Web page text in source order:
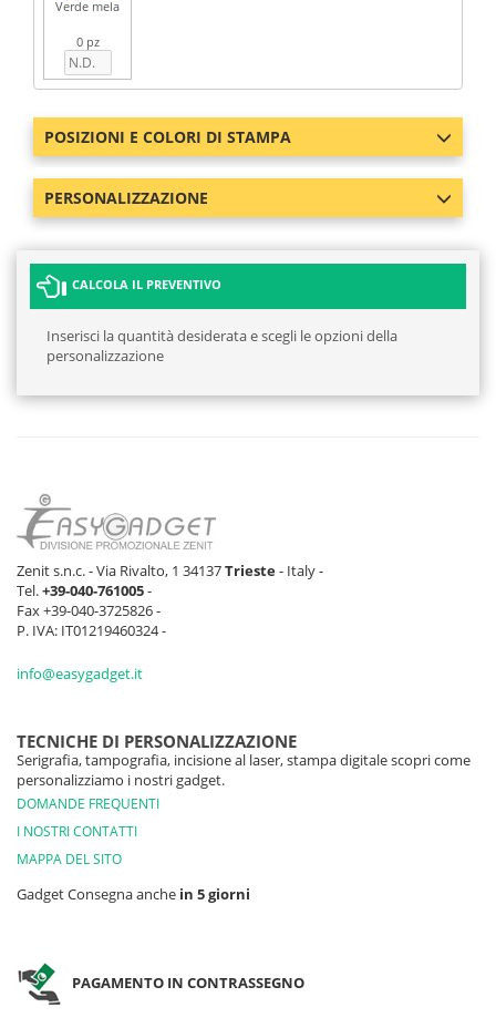
Verde mela
0 pz
POSIZIONI E COLORI DI STAMPA
PERSONALIZZAZIONE
CALCOLA IL PREVENTIVO
Inserisci la quantità desiderata e scegli le opzioni della
personalizzazione
Zenit s.n.c. - Via Rivalto, 1 34137Trieste- Italy -
Tel.+39-040-761005-
Fax +39-040-3725826 -
P. IVA: IT01219460324 -
info@easygadget.it
TECNICHE DI PERSONALIZZAZIONE
Serigrafia, tampografia, incisione al laser, stampa digitale scopri come
personalizziamo i nostri gadget.
DOMANDE FREQUENTI
I NOSTRI CONTATTI
MAPPA DEL SITO
Gadget Consegna anche in 5 giorni
PAGAMENTO IN CONTRASSEGNO